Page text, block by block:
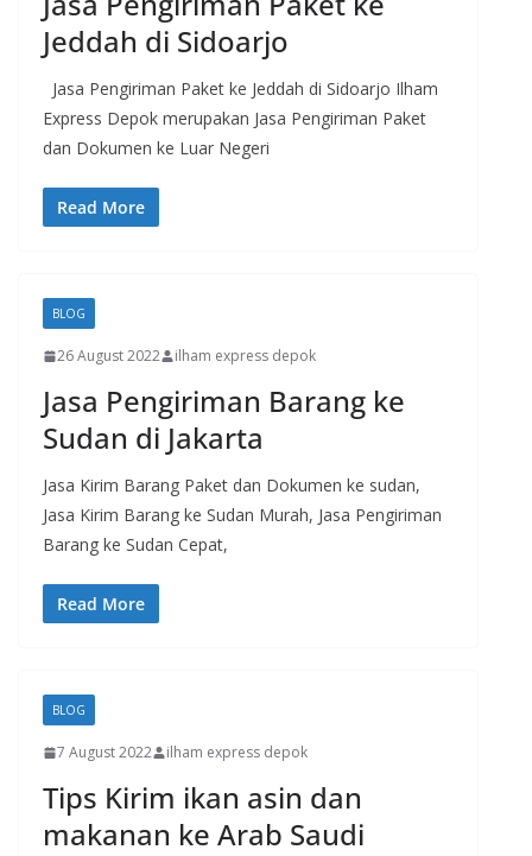
Jeddah di Sidoarjo
Jasa Pengiriman Paket ke Jeddah di Sidoarjo Ilham
Express Depok merupakan Jasa Pengiriman Paket
dan Dokumen ke Luar Negeri
Read More
BLOG
26 August 2022 ilham express depok
Jasa Pengiriman Barang ke
Sudan di Jakarta
Jasa Kirim Barang Paket dan Dokumen ke sudan,
Jasa Kirim Barang ke Sudan Murah, Jasa Pengiriman
Barang ke Sudan Cepat,
Read More
BLOG
7 August 2022 ilham express depok
Tips Kirim ikan asin dan
makanan ke Arab Saudi